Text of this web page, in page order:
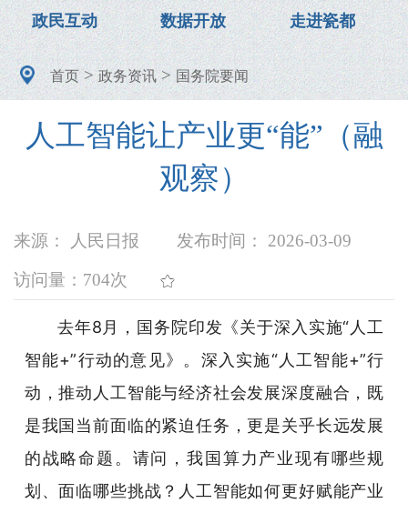
政民互动 数据开放 走进瓷都
首页>政务资讯>国务院要闻
人工智能让产业更“能”（融
观察）
来源： 人民日报 发布时间： 2026-03-09
访问量： 704次
去年8月，国务院印发《关于深入实施“人工
智能+”行动的意见》。深入实施“人工智能+”行
动，推动人工智能与经济社会发展深度融合，既
是我国当前面临的紧迫任务，更是关乎长远发展
的战略命题。请问，我国算力产业现有哪些规
划、面临哪些挑战？人工智能如何更好赋能产业